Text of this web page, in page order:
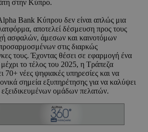
στην Κύπρο.
Bank Κύπρου δεν είναι απλώς μια
αποτελεί δέσμευση προς τους
ασφαλών, άμεσων και καινοτόμων
στις διαρκώς
τους. Έχοντας θέσει σε εφαρμογή ένα
το τέλος του 2025, η Τράπεζα
70+ νέες ψηφιακές υπηρεσίες και να
σημεία εξυπηρέτησης για να καλύψει
εξειδικευμένων ομάδων πελατών.